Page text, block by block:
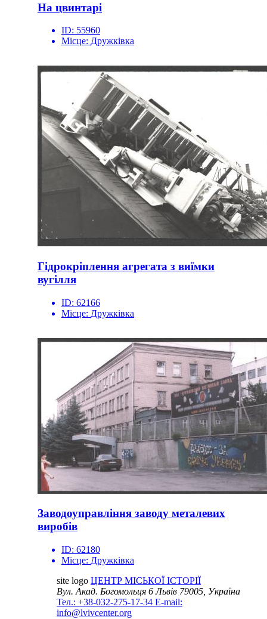
На цвинтарі
ID: 55960
Місце: Дружківка
Гідрокріплення агрегата з виїмки
вугілля
ID: 62166
Місце: Дружківка
Заводоуправління заводу металевих
виробів
ID: 62180
Місце: Дружківка
site logo ЦЕНТР МІСЬКОЇ ІСТОРІЇ
Вул. Акад. Богомольця 6Львів 79005, Україна
Тел.: +38-032-275-17-34 E-mail:
info@lvivcenter.org